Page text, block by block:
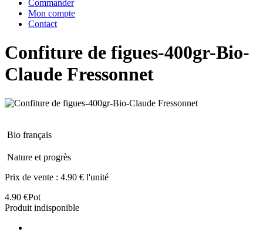
Commander
Mon compte
Contact
Confiture de figues-400gr-Bio-
Claude Fressonnet
Bio français
Nature et progrès
Prix de vente : 4.90 € l'unité
4.90 €Pot
Produit indisponible